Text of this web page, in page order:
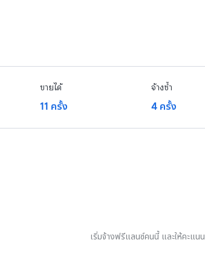
ขายได้
11 ครั้ง
จ้างซ้ำ
4 ครั้ง
เริ่มจ้างฟรีแลนซ์คนนี้ และให้คะแนน